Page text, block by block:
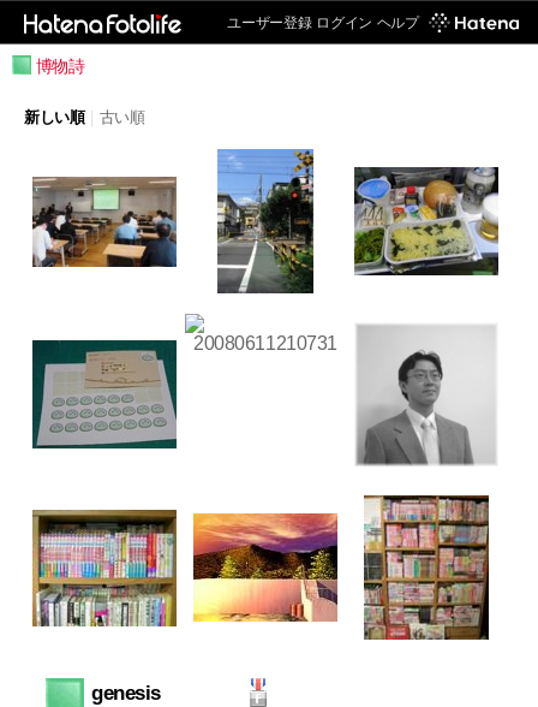
ユーザー登録 ログイン ヘルプ
博物詩
新しい順 古い順
genesis